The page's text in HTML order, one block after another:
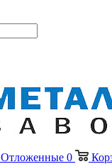
Отложенные 0